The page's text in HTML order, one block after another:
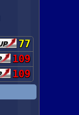
77
109
109